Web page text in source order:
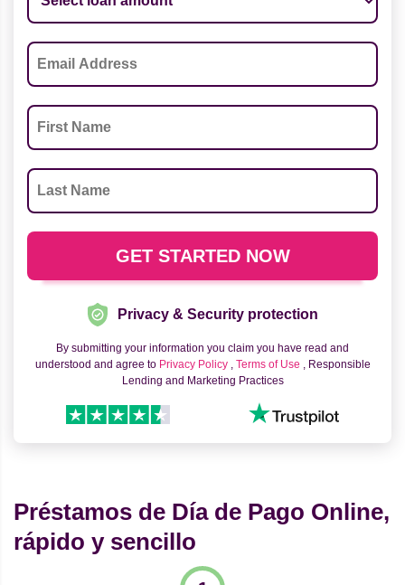
Privacy & Security protection
By submitting your information you claim you have read and
understood and agree to Privacy Policy , Terms of Use , Responsible
Lending and Marketing Practices
Préstamos de Día de Pago Online,
rápido y sencillo